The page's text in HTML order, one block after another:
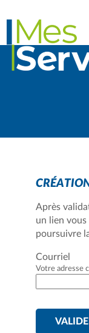
Après
un lien
poursuivre
Courriel
Votre adresse